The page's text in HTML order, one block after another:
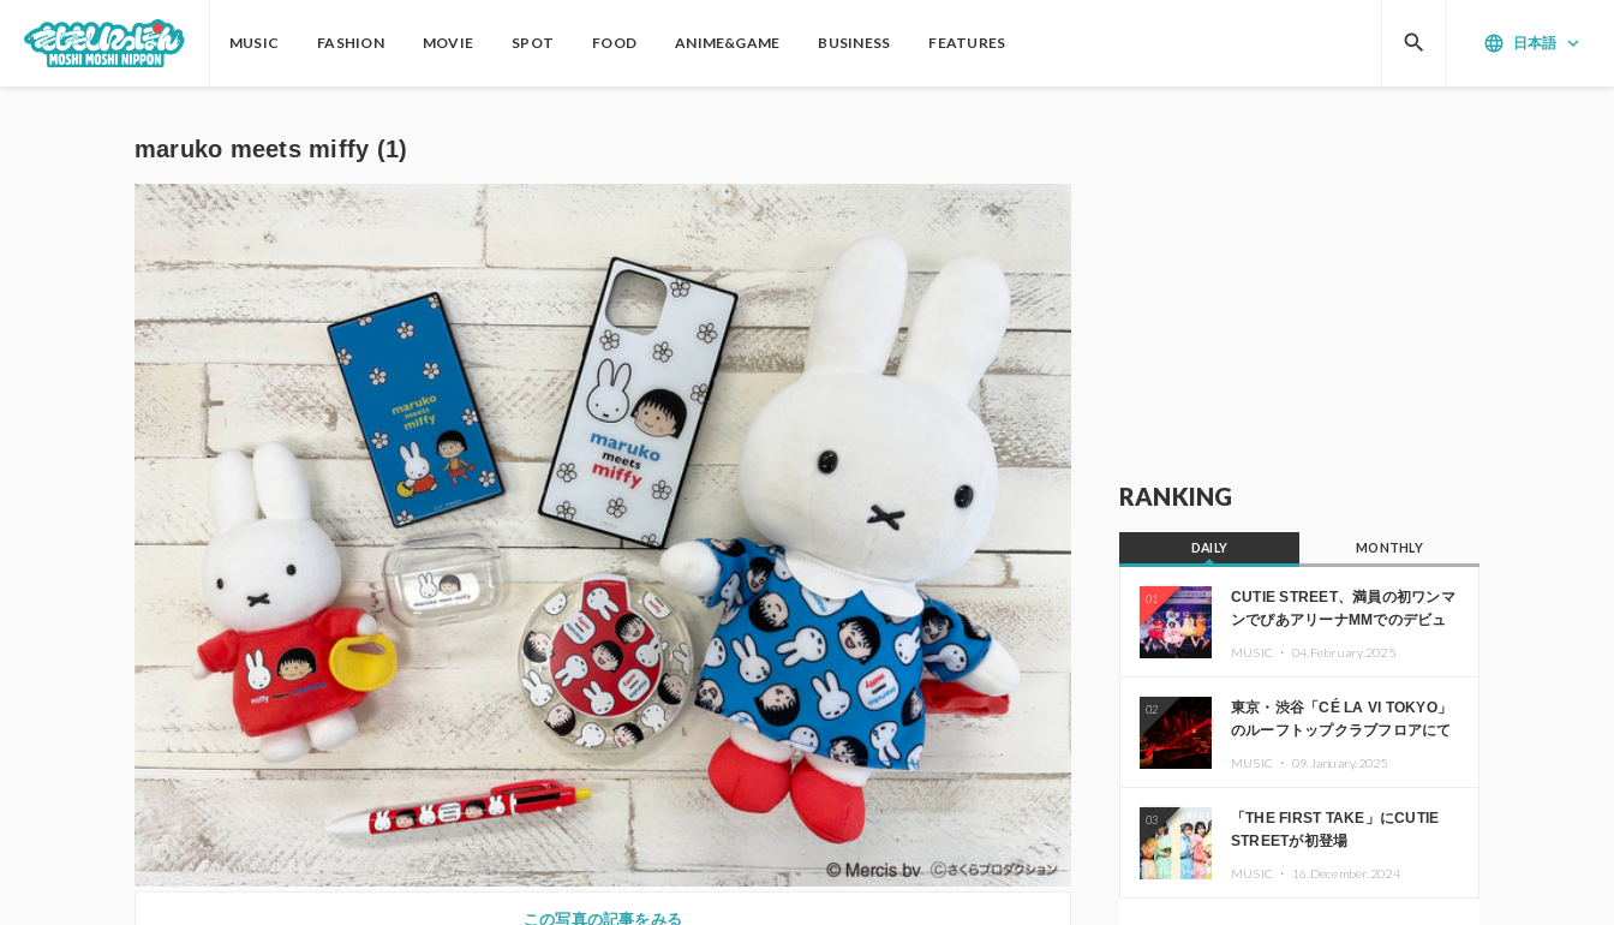
MUSIC FASHION MOVIE SPOT FOOD ANIME&GAME BUSINESS FEATURES language 日本語 keyboard_arrow_down
search
maruko meets miffy (1)
この写真の記事をみる
RANKING
DAILY MONTHLY
01
CUTIE STREET、満員の初ワンマ
ンでぴあアリーナMMでのデビュ
MUSIC ・ 04.February.2025
02
東京・渋谷「CÉ LA VI TOKYO」
のルーフトップクラブフロアにて
Kza（FORCE OF NATURE）ら日
本を代表するDJ・クリエイターが
出演
MUSIC ・ 09.January.2025
03
「THE FIRST TAKE」にCUTIE
STREETが初登場
MUSIC ・ 16.December.2024